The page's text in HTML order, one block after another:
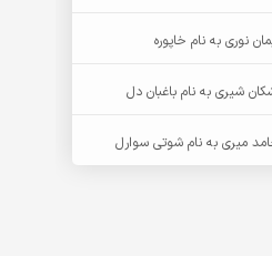
نوری به نام خاپوره
شیری به نام باغبان دل
میری به نام شوتی سوارل